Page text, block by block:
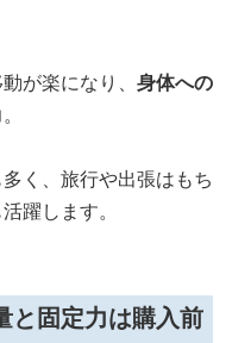
が楽になり、 身体への
く、旅行や出張はもち
躍します。
と固定力は購入前